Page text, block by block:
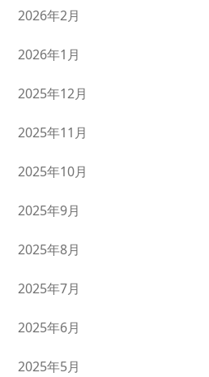
2026年2月
2026年1月
2025年12月
2025年11月
2025年10月
2025年9月
2025年8月
2025年7月
2025年6月
2025年5月